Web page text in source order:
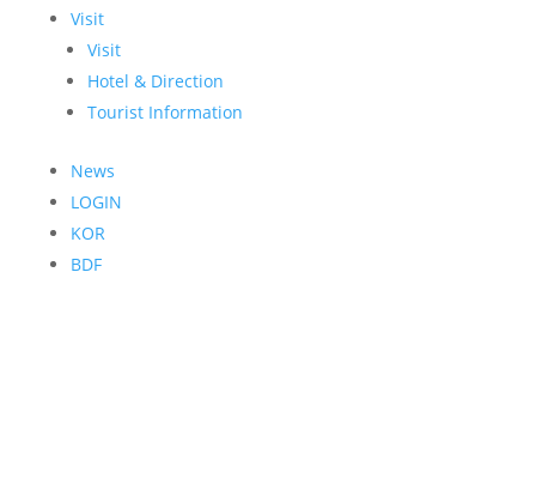
Visit
Visit
Hotel & Direction
Tourist Information
News
LOGIN
KOR
BDF